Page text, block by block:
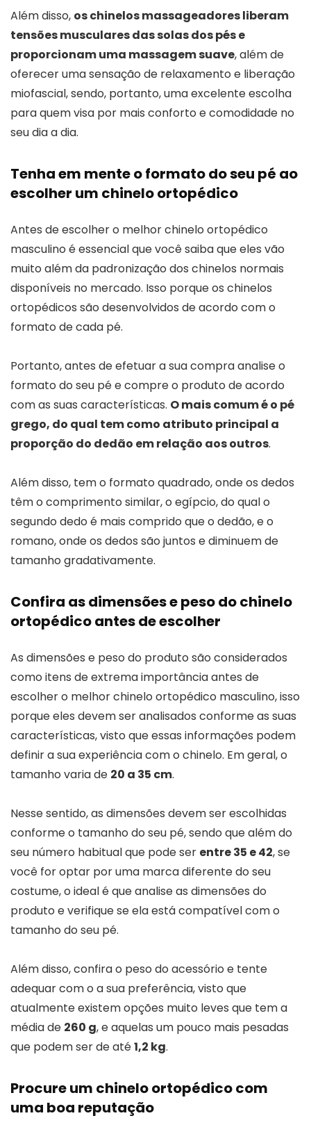
Além disso, os chinelos massageadores liberam
tensões musculares das solas dos pés e
proporcionam uma massagem suave, além de
oferecer uma sensação de relaxamento e liberação
miofascial, sendo, portanto, uma excelente escolha
para quem visa por mais conforto e comodidade no
seu dia a dia.
Tenha em mente o formato do seu pé ao
escolher um chinelo ortopédico
Antes de escolher o melhor chinelo ortopédico
masculino é essencial que você saiba que eles vão
muito além da padronização dos chinelos normais
disponíveis no mercado. Isso porque os chinelos
ortopédicos são desenvolvidos de acordo com o
formato de cada pé.
Portanto, antes de efetuar a sua compra analise o
formato do seu pé e compre o produto de acordo
com as suas características. O mais comum é o pé
grego, do qual tem como atributo principal a
proporção do dedão em relação aos outros.
Além disso, tem o formato quadrado, onde os dedos
têm o comprimento similar, o egípcio, do qual o
segundo dedo é mais comprido que o dedão, e o
romano, onde os dedos são juntos e diminuem de
tamanho gradativamente.
Confira as dimensões e peso do chinelo
ortopédico antes de escolher
As dimensões e peso do produto são considerados
como itens de extrema importância antes de
escolher o melhor chinelo ortopédico masculino, isso
porque eles devem ser analisados conforme as suas
características, visto que essas informações podem
definir a sua experiência com o chinelo. Em geral, o
tamanho varia de 20 a 35 cm.
Nesse sentido, as dimensões devem ser escolhidas
conforme o tamanho do seu pé, sendo que além do
seu número habitual que pode ser entre 35 e 42, se
você for optar por uma marca diferente do seu
costume, o ideal é que analise as dimensões do
produto e verifique se ela está compatível com o
tamanho do seu pé.
Além disso, confira o peso do acessório e tente
adequar com o a sua preferência, visto que
atualmente existem opções muito leves que tem a
média de 260 g, e aquelas um pouco mais pesadas
que podem ser de até1,2 kg.
Procure um chinelo ortopédico com
uma boa reputação